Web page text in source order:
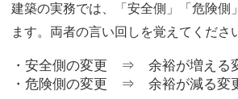
建築の実務では、「安全側」「危険側
ます。両者の言い回しを覚えてくださ
・安全側の変更 ⇒ 余裕が増える
・危険側の変更 ⇒ 余裕が減る変